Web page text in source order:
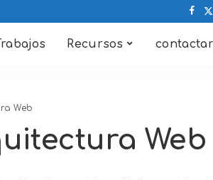
Recursos contactar
Web
Web